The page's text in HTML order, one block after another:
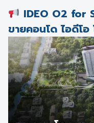
IDEO O2 for
ขายคอนโด ไอดีโอ